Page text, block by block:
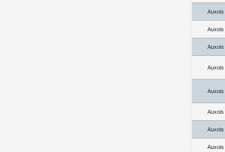
Auxois
Auxois
Auxois
Auxois
Auxois
Auxois
Auxois
Auxois